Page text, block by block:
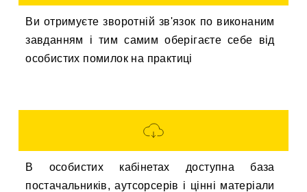
Ви отримуєте зворотній зв'язок по виконаним
завданням і тим самим оберігаєте себе від
особистих помилок на практиці
В особистих кабінетах доступна база
постачальників, аутсорсерів і цінні матеріали